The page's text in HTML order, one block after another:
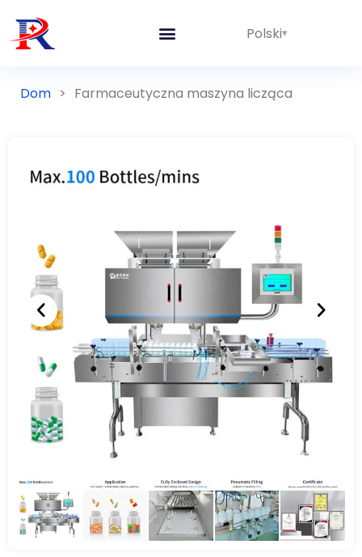
Polski
Dom > Farmaceutyczna maszyna licząca